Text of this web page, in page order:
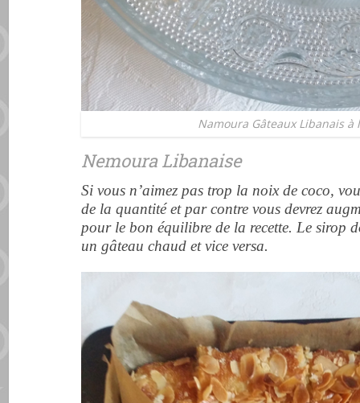
Namoura Gâteaux Libanais à
Nemoura Libanaise
Si vous n’aimez pas trop la noix de coco,
de la quantité et par contre vous devrez
pour le bon équilibre de la recette. Le sirop
un gâteau chaud et vice versa.